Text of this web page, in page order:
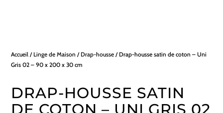
Accueil / Linge de Maison / Drap-housse / Drap-housse satin de coton – Uni
Gris 02 – 90 x 200 x 30 cm
DRAP-HOUSSE SATIN
DE COTON – UNI GRIS 02